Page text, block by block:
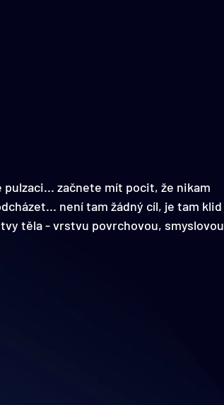
pulzaci... začnete mít pocit, že nikam
není tam žádný cíl, je tam klid
těla - vrstvu povrchovou, smyslovou